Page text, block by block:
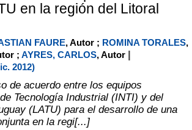
en la región del Litoral
FAURE, Autor ; ROMINA TORALES,
; AYRES, CARLOS, Autor |
2012)
de acuerdo entre los equipos
Tecnología Industrial (INTI) y del
(LATU) para el desarrollo de una
en la regi[...]